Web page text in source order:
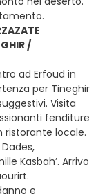
/
ad Erfoud in
per Tineghir
Visita
fenditure
ristorante locale.
Kasbah’. Arrivo
e